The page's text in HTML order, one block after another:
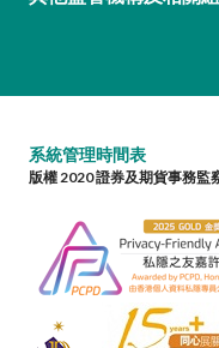
系統管理時間表
版權 2020 證券及期貨事務監